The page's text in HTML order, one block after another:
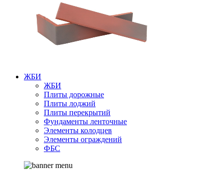
ЖБИ
ЖБИ
Плиты дорожные
Плиты лоджий
Плиты перекрытий
Фундаменты ленточные
Элементы колодцев
Элементы ограждений
ФБС